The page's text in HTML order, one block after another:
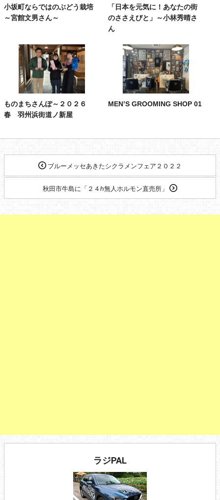
小坂町ならではのぶどう栽培
～宮館文男さん～
「日本を元気に！あなたの街
のささえびと」～小林秀晴さ
ん
ものまちさんぽ～２０２６
春 羽州浜街道ノ新屋
MEN’S GROOMING SHOP 01
ブルーメッセあきたシクラメンフェア２０２２
秋田市牛島に「２４ℎ無人ホルモン直売所」
ラジPAL